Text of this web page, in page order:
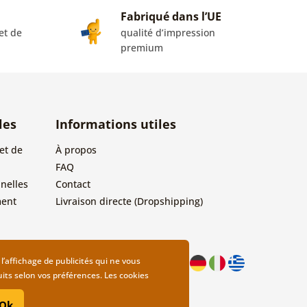
de
Fabriqué dans l’UE
qualité d’impression
premium
de
Informations utiles
À propos
FAQ
Contact
Livraison directe (Dropshipping)
de publicités qui ne vous
selon vos préférences. Les cookies